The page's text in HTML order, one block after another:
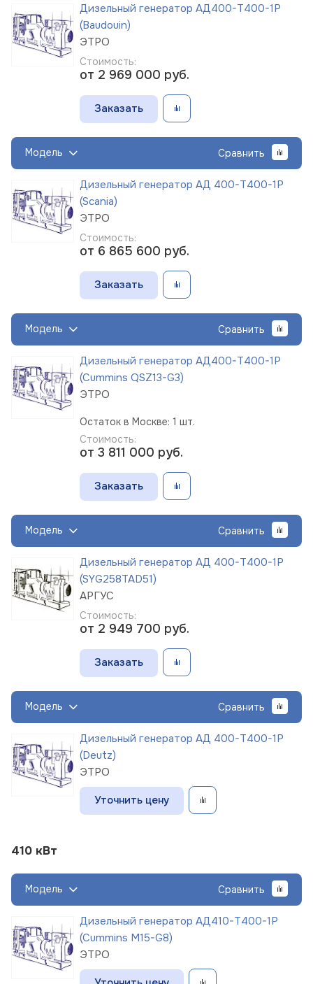
Дизельный генератор АД400-Т400-1Р
(Baudouin)
ЭТРО
Стоимость:
от 2 969 000 руб.
Заказать
Модель Сравнить
Дизельный генератор АД 400-Т400-1Р
(Scania)
ЭТРО
Стоимость:
от 6 865 600 руб.
Заказать
Модель Сравнить
Дизельный генератор АД400-Т400-1Р
(Cummins QSZ13-G3)
ЭТРО
Остаток в Москве: 1 шт.
Стоимость:
от 3 811 000 руб.
Заказать
Модель Сравнить
Дизельный генератор АД 400-Т400-1Р
(SYG258TAD51)
АРГУС
Стоимость:
от 2 949 700 руб.
Заказать
Модель Сравнить
Дизельный генератор АД 400-Т400-1Р
(Deutz)
ЭТРО
Уточнить цену
410 кВт
Модель Сравнить
Дизельный генератор АД410-Т400-1Р
(Cummins M15-G8)
ЭТРО